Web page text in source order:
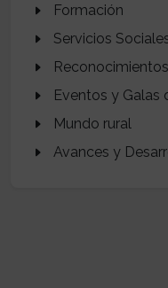
Formación
Servicios
Eventos y Galas
Mundo rural
Avances y